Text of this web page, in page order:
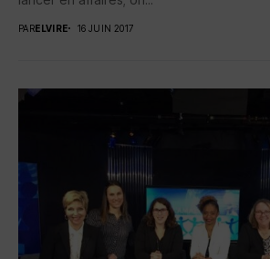
PARELVIRE 16 JUIN 2017